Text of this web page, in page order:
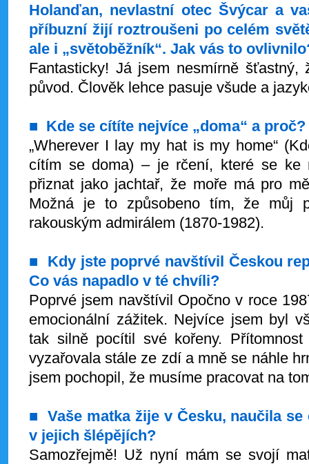
Holanďan, nevlastní otec Švýcar a
příbuzní žijí roztroušeni po celém
ale i „světoběžník“. Jak vás to
Fantasticky! Já jsem nesmírně šťastný,
původ. Člověk lehce pasuje všude a
■ Kde se cítíte nejvíce „doma“ a proč?
„Wherever I lay my hat is my home“
cítím se doma) – je rčení, které se ke
přiznat jako jachtař, že moře má pro
Možná je to způsobeno tím, že můj
rakouským admirálem (1870-1982).
■ Kdy jste poprvé navštívil Českou
Co vás napadlo v té chvíli?
Poprvé jsem navštívil Opočno v roce
emocionální zážitek. Nejvíce jsem byl
tak silně pocítil své kořeny.
vyzařovala stále ze zdí a mně se náhle
jsem pochopil, že musíme pracovat na
■Vaše matka žije v Česku, naučila
v jejich šlépějích?
Samozřejmě! Už nyní mám se svojí